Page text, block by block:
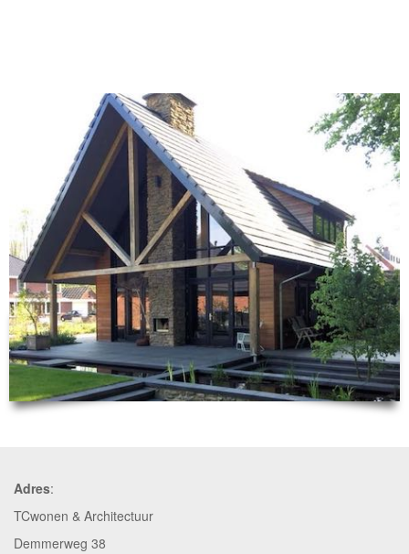
Adres:
TCwonen & Architectuur
Demmerweg 38